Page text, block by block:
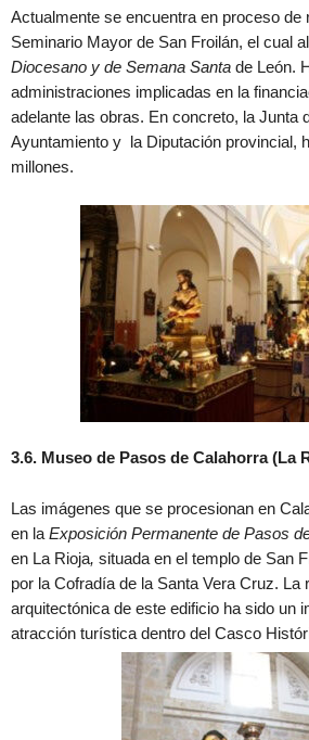
Actualmente se encuentra en proceso de
Seminario Mayor de San Froilán, el cual
Diocesano y de Semana Santa de León.
administraciones implicadas en la
adelante las obras. En concreto, la Junta
Ayuntamiento y la Diputación provincial,
millones.
3.6. Museo de Pasos de Calahorra (La
Las imágenes que se procesionan en
en laExposición Permanente de Pasos
en La Rioja, situada en el templo de San
por la Cofradía de la Santa Vera Cruz. La
arquitectónica de este edificio ha sido un
atracción turística dentro del Casco